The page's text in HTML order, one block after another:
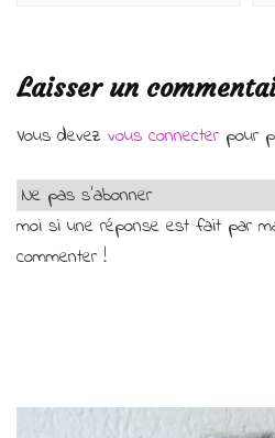
Laisser un
Vous devez vous connecterpour
moi si une réponse est fait par
commenter !